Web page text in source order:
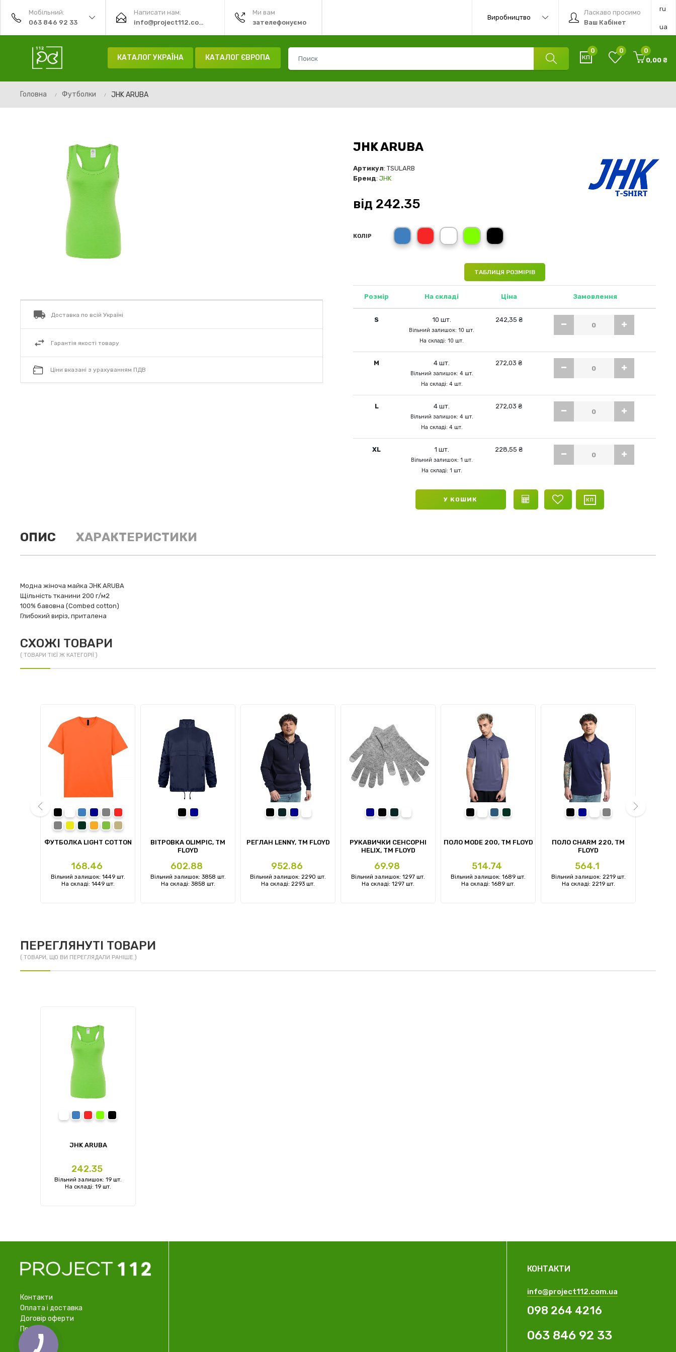
Мобільний:
063 846 92 33
Написати нам:
info@project112.com.ua
Ми вам
зателефонуємо
ru
ua
Ласкаво просимо
Ваш Кабінет
Виробництво
КАТАЛОГ УКРАЇНА КАТАЛОГ ЄВРОПА
0 0
0
0,00 ₴
Головна Футболки JHK ARUBA
Доставка по всій Україні
Гарантія якості товару
Ціни вказані з урахуванням ПДВ
JHK ARUBA
Артикул: TSULARB
Бренд: JHK
від 242.35
КОЛІР
синій (RB)червоний (RD)
білий (WH)салатовий (LM)
чорний (BK)
ТАБЛИЦЯ РОЗМІРІВ
Розмір На складі Ціна Замовлення
S 10 шт.
Вільний залишок: 10 шт.
На складі: 10 шт.
242,35 ₴
M 4 шт.
Вільний залишок: 4 шт.
На складі: 4 шт.
272,03 ₴
L 4 шт.
Вільний залишок: 4 шт.
На складі: 4 шт.
272,03 ₴
XL 1 шт.
Вільний залишок: 1 шт.
На складі: 1 шт.
228,55 ₴
У КОШИК
ОПИС ХАРАКТЕРИСТИКИ
Модна жіноча майка JHK ARUBA
Щільність тканини 200 г/м2
100% бавовна (Combed cotton)
Глибокий виріз, приталена
СХОЖІ ТОВАРИ
( ТОВАРИ ТІЄЇ Ж КАТЕГОРІЇ )
army green
ФУТБОЛКА LIGHT COTTON
Ціна
168.46
Вільний залишок: 1449 шт.
На складі: 1449 шт.
ВІТРОВКА OLIMPIC, TM
FLOYD
Ціна
602.88
Вільний залишок: 3858 шт.
На складі: 3858 шт.
РЕГЛАН LENNY, TM FLOYD
Ціна
952.86
Вільний залишок: 2290 шт.
На складі: 2293 шт.
РУКАВИЧКИ СЕНСОРНІ
HELIX, TM FLOYD
Ціна
69.98
Вільний залишок: 1297 шт.
На складі: 1297 шт.
ПОЛО MODE 200, TM FLOYD
Ціна
514.74
Вільний залишок: 1689 шт.
На складі: 1689 шт.
ПОЛО CHARM 220, TM
FLOYD
Ціна
564.1
Вільний залишок: 2219 шт.
На складі: 2219 шт.
ПЕРЕГЛЯНУТІ ТОВАРИ
( ТОВАРИ, ЩО ВИ ПЕРЕГЛЯДАЛИ РАНІШЕ )
JHK ARUBA
Ціна
242.35
Вільний залишок: 19 шт.
На складі: 19 шт.
Контакти
Оплата і доставка
Договір оферти
Про нас
Співпраця
КОНТАКТИ
info@project112.com.ua
098 264 4216
063 846 92 33